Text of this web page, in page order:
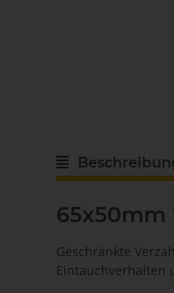
65x50mm
Geschränkte
Eintauchverhalten